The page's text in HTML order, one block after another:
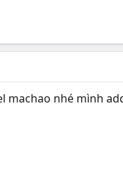
machao nhé mình